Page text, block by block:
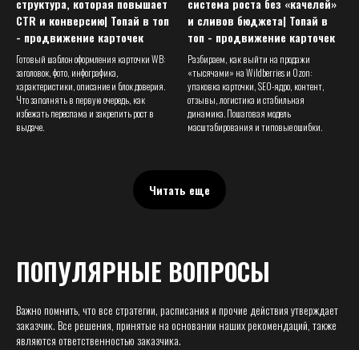
структура, которая повышает
CTR и конверсию| Топай в топ
- продвижение карточек
Готовый шаблон оформления карточки WB:
заголовок, фото, инфографика,
характеристики, описание и блок доверия.
Что заполнять в первую очередь, как
избежать переспама и закрепить рост в
выдаче.
система роста без «качелей»
и сливов бюджета| Топай в
топ - продвижение карточек
Разбираем, как выйти на продажи
«тысячами» на Wildberries и Ozon:
упаковка карточки, SEO-ядро, контент,
отзывы, логистика и стабильная
динамика. Пошаговая модель
масштабирования и типовые ошибки.
Читать еще
ПОПУЛЯРНЫЕ ВОПРОСЫ
Важно помнить, что все стратегии, расписания и прочие действия утверждает
заказчик. Все решения, принятые на основании наших рекомендаций, также
являются ответственностью заказчика.